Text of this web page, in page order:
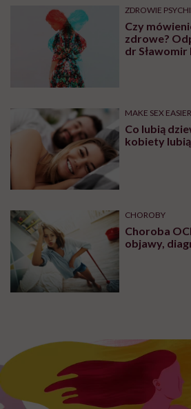
zamieszkania.
Lista placówek do pobrania w
Opieki Psychologicznej i
Dzieci i Młodzieży – I poziom
II poziom
W przypadku potrzeby uzyskania
CentrumZdrowia Psychicznego
Młodzieży – poradnia zdrowia
którym realizowane są
uzależnień;
Lista placówek do pobrania w
Zdrowia Psychicznego Dla Dzieci